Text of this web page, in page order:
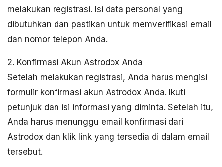
melakukan registrasi. Isi data personal yang
dibutuhkan dan pastikan untuk memverifikasi email
dan nomor telepon Anda.
2. Konfirmasi Akun Astrodox Anda
Setelah melakukan registrasi, Anda harus mengisi
formulir konfirmasi akun Astrodox Anda. Ikuti
petunjuk dan isi informasi yang diminta. Setelah itu,
Anda harus menunggu email konfirmasi dari
Astrodox dan klik link yang tersedia di dalam email
tersebut.